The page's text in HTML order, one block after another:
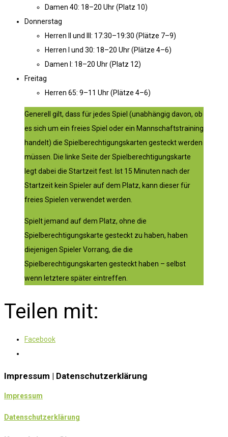
Damen 40: 18–20 Uhr (Platz 10)
Donnerstag
Herren II und III: 17:30–19:30 (Plätze 7–9)
Herren I und 30: 18–20 Uhr (Plätze 4–6)
Damen I: 18–20 Uhr (Platz 12)
Freitag
Herren 65: 9–11 Uhr (Plätze 4–6)
Generell gilt, dass für jedes Spiel (unabhängig davon, ob
es sich um ein freies Spiel oder ein Mannschaftstraining
handelt) die Spielberechtigungskarten gesteckt werden
müssen. Die linke Seite der Spielberechtigungskarte
legt dabei die Startzeit fest. Ist 15 Minuten nach der
Startzeit kein Spieler auf dem Platz, kann dieser für
freies Spielen verwendet werden.
Spielt jemand auf dem Platz, ohne die
Spielberechtigungskarte gesteckt zu haben, haben
diejenigen Spieler Vorrang, die die
Spielberechtigungskarten gesteckt haben – selbst
wenn letztere später eintreffen.
Teilen mit:
Facebook
Impressum | Datenschutzerklärung
Impressum
Datenschutzerklärung